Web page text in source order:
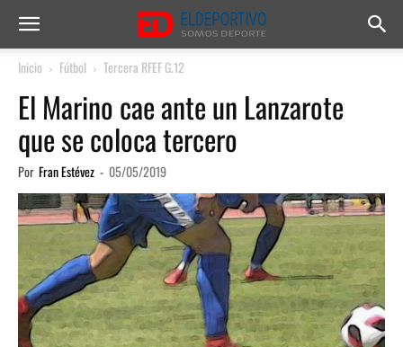
Inicio Fútbol Tercera RFEF G.12
El Marino cae ante un Lanzarote
que se coloca tercero
Por Fran Estévez - 05/05/2019